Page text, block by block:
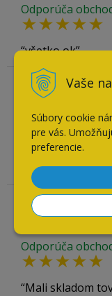
Vaše
Súbory cookie
pre vás.
preferencie.
Odporúča
všetko ok
Overený
Odporúča
V pohodlí
Overený
Odporúča
Mali skladom